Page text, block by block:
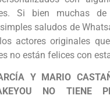
Si bien muchas
saludos de
actores originales
no están felices con
Y MARIO
NO TIENE